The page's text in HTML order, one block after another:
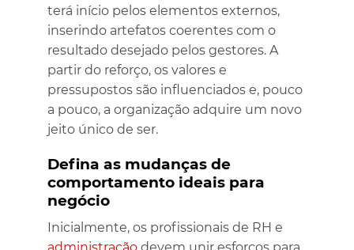
terá início pelos elementos externos,
inserindo artefatos coerentes com o
resultado desejado pelos gestores. A
partir do reforço, os valores e
pressupostos são influenciados e, pouco
a pouco, a organização adquire um novo
jeito único de ser.
Defina as mudanças de
comportamento ideais para
negócio
Inicialmente, os profissionais de RH e